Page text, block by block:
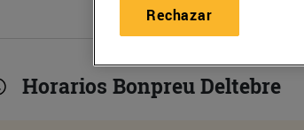
Horarios Bonpreu Deltebre
Rechazar